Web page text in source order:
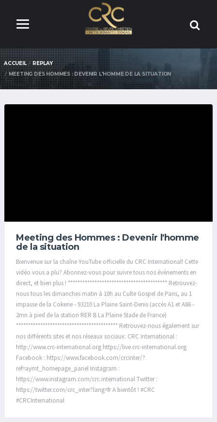
ACCUEIL
REPLAY
MEETING DES HOMMES : DEVENIR L'HOMME DE LA SITUATION
Meeting des Hommes : Devenir l'homme
de la situation
Bienvenue sur la chaîne YouTube officielle du CRC International! Cette
vidéo vous a plu? Abonnez-vous pour suivre tous nos événements en
direct, et bien plus ! ***************************************** Retrouvez-
nous tous les dimanches matin à 10h au Culte Gospel de Paris, au 1
impasse de la Cokerie - 93210 La Plaine Saint-Denis (accès A1 et A86 -
2mn à pied de la station RER B La Plaine Stade de France)
****************************************** Retrouvez-nous également sur
nos différents sites et nos réseaux sociaux: CRC International :
http://www.crc-international.org https://live.crc-international.org
Facebook : https://www.facebook.com/crcinter/?
ref=aymt_homepage_panel Instagram :
https://www.instagram.com/crc.international Twitter :
https://twitter.com/crc_inter?lang=fr A bientôt ! #CRC
#CRCInternational